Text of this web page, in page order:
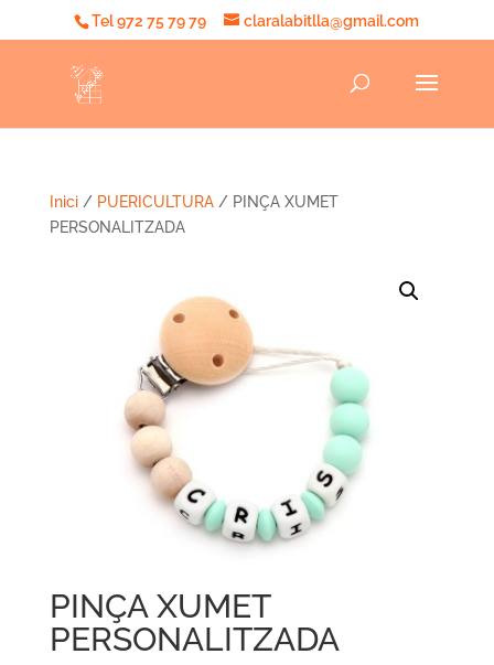
Tel 972 75 79 79 claralabitlla@gmail.com
Inici/ PUERICULTURA/ PINÇA XUMET
PERSONALITZADA
PINÇA XUMET
PERSONALITZADA